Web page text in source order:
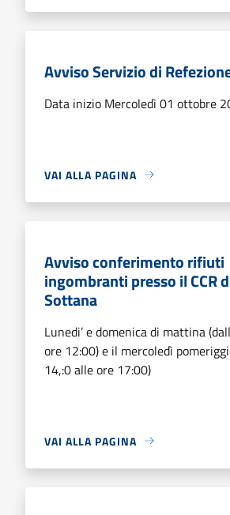
Avviso Servizio di
Data inizio Mercoledì 01 ottobre
VAI ALLA PAGINA
Avviso conferimento rifiuti
ingombranti presso il CCR
Sottana
Lunedi’ e domenica di mattina
ore 12:00) e il mercoledì
14,:0 alle ore 17:00)
VAI ALLA PAGINA